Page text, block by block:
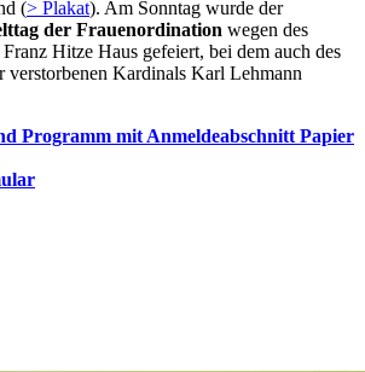
(> Plakat). Am Sonntag wurde der
der Frauenordination wegen des
Hitze Haus gefeiert, bei dem auch des
verstorbenen Kardinals Karl Lehmann
Programm mit Anmeldeabschnitt Papier